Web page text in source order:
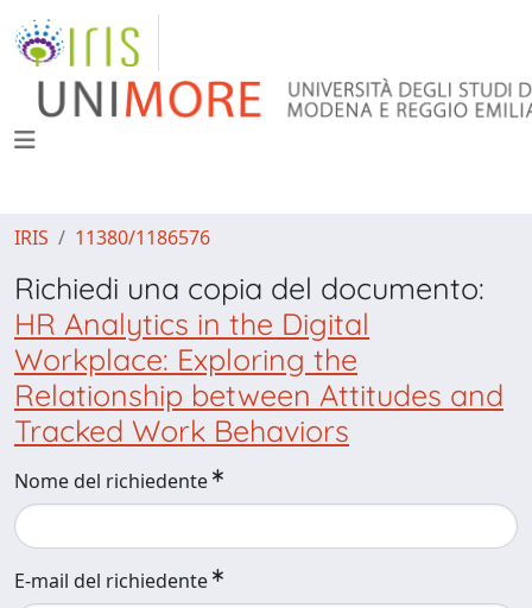
IRIS 11380/1186576
Richiedi una copia del documento:
HR Analytics in the Digital
Workplace: Exploring the
Relationship between Attitudes and
Tracked Work Behaviors
Nome del richiedente
E-mail del richiedente